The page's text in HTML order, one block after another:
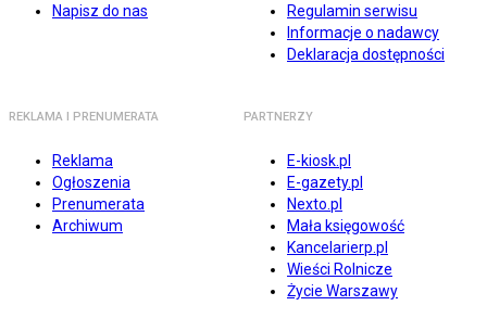
Napisz do nas
Regulamin serwisu
Informacje o nadawcy
Deklaracja dostępności
REKLAMA I PRENUMERATA
Reklama
Ogłoszenia
Prenumerata
Archiwum
PARTNERZY
E-kiosk.pl
E-gazety.pl
Nexto.pl
Mała księgowość
Kancelarierp.pl
Wieści Rolnicze
Życie Warszawy